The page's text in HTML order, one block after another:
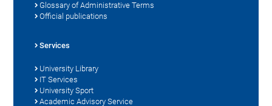
Glossary of Administrative Terms
Official publications
Services
University Library
IT Services
University Sport
Academic Advisory Service